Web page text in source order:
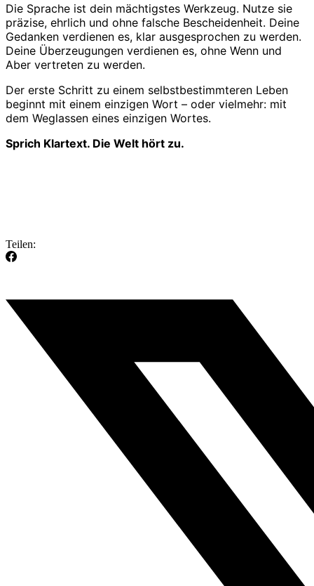
Die Sprache ist dein mächtigstes Werkzeug. Nutze sie
präzise, ehrlich und ohne falsche Bescheidenheit. Deine
Gedanken verdienen es, klar ausgesprochen zu werden.
Deine Überzeugungen verdienen es, ohne Wenn und
Aber vertreten zu werden.
Der erste Schritt zu einem selbstbestimmteren Leben
beginnt mit einem einzigen Wort – oder vielmehr: mit
dem Weglassen eines einzigen Wortes.
Sprich Klartext. Die Welt hört zu.
Teilen: